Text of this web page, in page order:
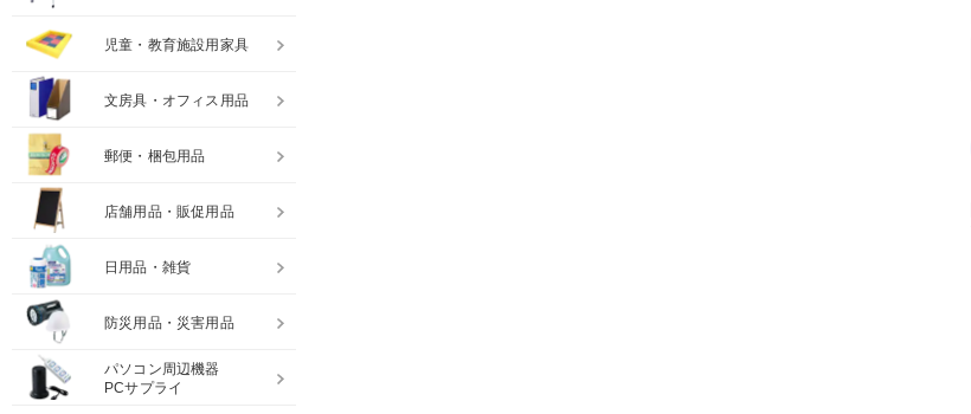
児童・教育施設用家具
文房具・オフィス用品
郵便・梱包用品
店舗用品・販促用品
日用品・雑貨
防災用品・災害用品
パソコン周辺機器
PCサプライ